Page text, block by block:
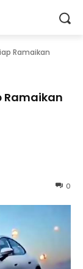
Ramaikan
Ramaikan
0